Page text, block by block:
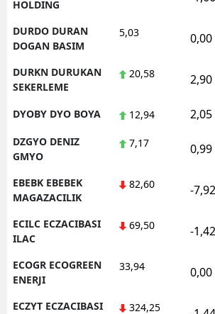
HOLDING
DURDO DURAN
DOGAN BASIM
5,03 0,00
DURKN DURUKAN
SEKERLEME
20,58 2,90
DYOBY DYO BOYA 12,94 2,05
DZGYO DENIZ
GMYO
7,17 0,99
EBEBK EBEBEK
MAGAZACILIK
82,60 -7,92
ECILC ECZACIBASI
ILAC
69,50 -1,42
ECOGR ECOGREEN
ENERJI
33,94 0,00
ECZYT ECZACIBASI
324,25